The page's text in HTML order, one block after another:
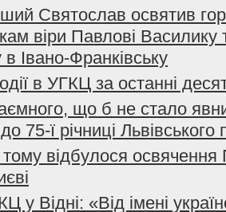
Святослав освятив
віри Павлові
Івано-Франківську
в УГКЦ за останні
що б не стало
75-ї річниці
тому відбулося
у Відні: «Від імені